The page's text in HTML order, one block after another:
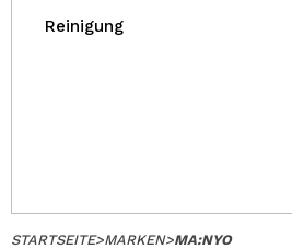
Reinigung
STARTSEITE>MARKEN>MA:NYO